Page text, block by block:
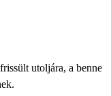
utoljára, a benne